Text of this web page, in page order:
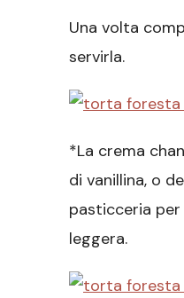
Una volta
servirla.
*La crema
di vanillina, o
pasticceria per
leggera.